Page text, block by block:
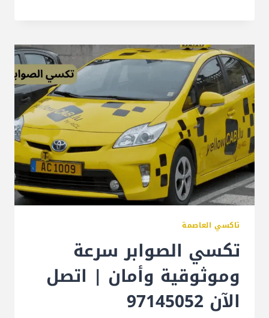
تاكسي العاصمة
تكسي الصوابر سرعة
وموثوقية وأمان | اتصل
الآن 97145052